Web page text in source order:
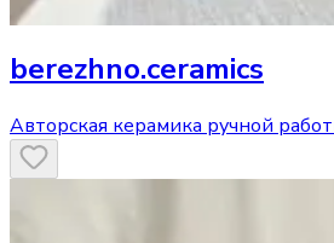
berezhno.ceramics
Авторская керамика ручной